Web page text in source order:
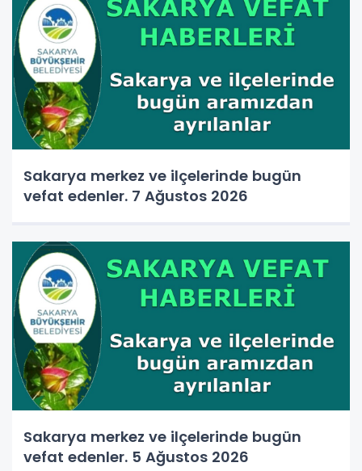
Sakarya merkez ve ilçelerinde bugün
vefat edenler. 7 Ağustos 2026
Sakarya merkez ve ilçelerinde bugün
vefat edenler. 5 Ağustos 2026